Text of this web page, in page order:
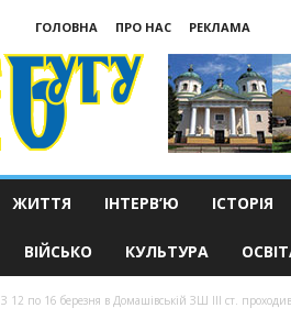
ГОЛОВНА ПРО НАС
РЕКЛАМА
ЖИТТЯ ІНТЕРВ’Ю ІСТОРІЯ
ВІЙСЬКО КУЛЬТУРА
З 12 по 16 березня в Домашівській ЗШ ІІІ ст.